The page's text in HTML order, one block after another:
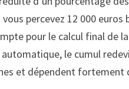
percevez 12 000 euros
pour le calcul final de
le cumul
et dépendent